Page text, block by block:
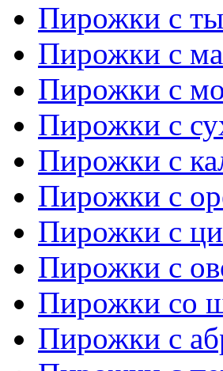
Пирожки с
Пирожки с
Пирожки с
Пирожки с
Пирожки с
Пирожки с
Пирожки с
Пирожки с
Пирожки со
Пирожки с